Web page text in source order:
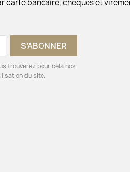
carte bancaire, chèques et
trouverez pour cela nos
du site.